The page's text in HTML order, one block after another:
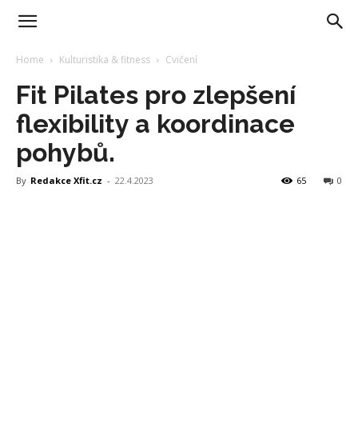
Home Kulturistika & fitness Cvičení
Fit Pilates pro zlepšení
flexibility a koordinace
pohybů.
By Redakce Xfit.cz - 22.4.2023 0
65